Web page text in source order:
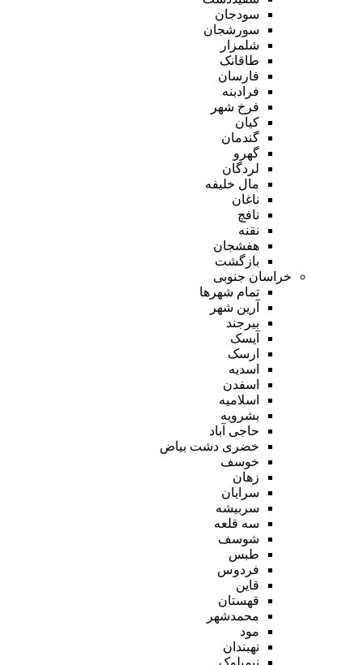
سودجان
سورشجان
شلمزار
طاقانک
فارسان
فرادبنه
فرخ شهر
کیان
گندمان
گهرو
لردگان
مال خلیفه
ناغان
نافچ
نقنه
هفشجان
بازگشت
خراسان جنوبی
تمام شهر‌ها
آرین شهر
بیرجند
آیسک
ارسک
اسدیه
اسفدن
اسلامیه
بشرویه
حاجی آباد
خضری دشت بیاض
خوسف
زهان
سرایان
سربیشه
سه قلعه
شوسف
طبس
فردوس
قاین
قهستان
محمدشهر
مود
نهبندان
نیمبلوک